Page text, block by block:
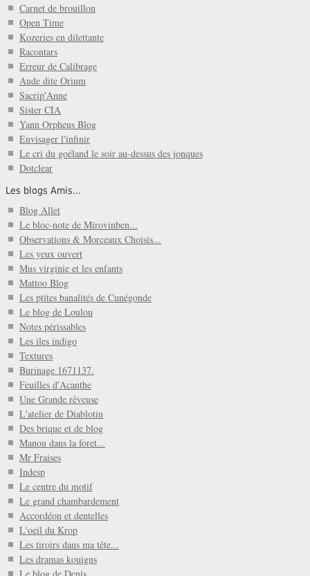
Carnet de brouillon
Open Time
Kozeries en dilettante
Racontars
Erreur de Calibrage
Aude dite Orium
Sacrip'Anne
Sister CIA
Yann Orpheus Blog
Envisager l'infinir
Le cri du goéland le soir au-dessus des jonques
Dotclear
Les blogs Amis...
Blog Allet
Le bloc-note de Mirovinben...
Observations & Morceaux Choisis...
Les yeux ouvert
Mus virginie et les enfants
Mattoo Blog
Les ptites banalités de Cunégonde
Le blog de Loulou
Notes périssables
Les iles indigo
Textures
Burinage 1671137.
Feuilles d'Acanthe
Une Grande rêveuse
L'atelier de Diablotin
Des brique et de blog
Manou dans la foret...
Mr Fraises
Indesp
Le centre du motif
Le grand chambardement
Accordéon et dentelles
L'oeil du Krop
Les tiroirs dans ma tête...
Les dramas kouigns